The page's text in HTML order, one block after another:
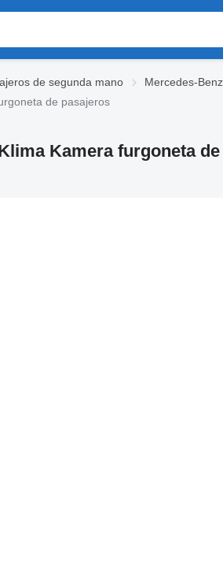
de segunda mano
Mercedes-
de pasajeros
Kamera furgoneta de